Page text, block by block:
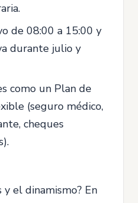
de 08:00 a 15:00 y
durante julio y
como un Plan de
(seguro médico,
cheques
el dinamismo? En